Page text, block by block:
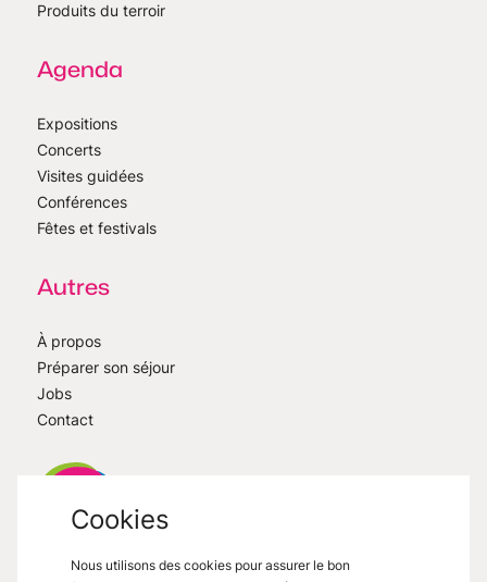
Produits du terroir
Agenda
Expositions
Concerts
Visites guidées
Conférences
Fêtes et festivals
Autres
À propos
Préparer son séjour
Jobs
Contact
VisitMons2026- All right reserved
Cookies
Nous utilisons des cookies pour assurer le bon